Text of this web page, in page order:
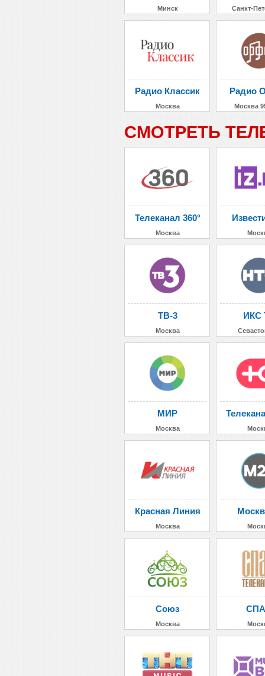
Минск Санкт-
Радио Классик
Москва
Радио
Москва
СМОТРЕТЬ
Телеканал 360°
Москва
ТВ-3
Москва
ИКС
МИР
Москва
Красная Линия
Москва
Союз
Москва